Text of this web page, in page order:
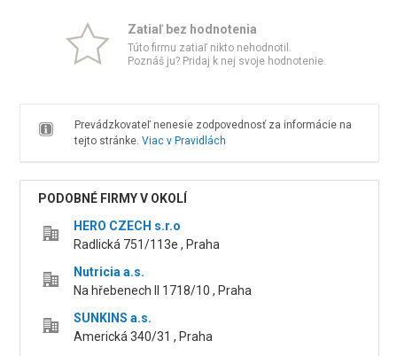
Zatiaľ bez hodnotenia
Túto firmu zatiaľ nikto nehodnotil.
Poznáš ju? Pridaj k nej svoje hodnotenie.
Prevádzkovateľ nenesie zodpovednosť za informácie na
tejto stránke. Viac v Pravidlách
PODOBNÉ FIRMY V OKOLÍ
HERO CZECH s.r.o
Radlická 751/113e , Praha
Nutricia a.s.
Na hřebenech II 1718/10 , Praha
SUNKINS a.s.
Americká 340/31 , Praha